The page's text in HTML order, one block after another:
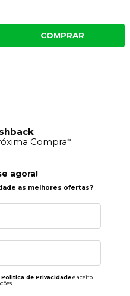
COMPRAR
Compra*
agora!
as melhores ofertas?
Politica de Privacidadee aceito